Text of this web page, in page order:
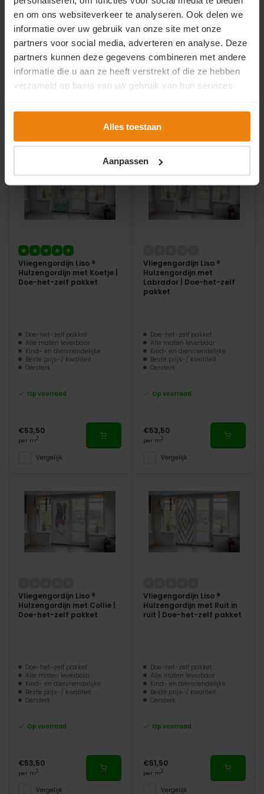
en om ons websiteverkeer te analyseren. Ook delen we
informatie over uw gebruik van onze site met onze
partners voor social media, adverteren en analyse. Deze
partners kunnen deze gegevens combineren met andere
informatie die u aan ze heeft verstrekt of die ze hebben
verzameld op basis van uw gebruik van hun services.
Alles toestaan
Aanpassen
Kind- en diervriendelijke
Beste prijs-/ kwaliteit
Oersterk
Op voorraad
Voor deuren ± 100 × 230 cm
Dichte PVC slierten
Kind- en diervriendelijk
Zelf in te korten
Op voorraad
Vergelijk
Vliegengordijn Liso ®
Hulzengordijn met Koetje |
Doe-het-zelf pakket
Doe-het-zelf pakket
Alle maten leverbaar
Kind- en diervriendelijke
Beste prijs-/ kwaliteit
Oersterk
Op voorraad
€53,50
per m2
Vergelijk
Vliegengordijn Liso ®
Hulzengordijn met
Labrador | Doe-het-zelf
pakket
Doe-het-zelf pakket
Alle maten leverbaar
Kind- en diervriendelijke
Beste prijs-/ kwaliteit
Oersterk
Op voorraad
€53,50
per m2
Vergelijk
Vliegengordijn Liso ®
Hulzengordijn met Collie |
Doe-het-zelf pakket
Doe-het-zelf pakket
Alle maten leverbaar
Kind- en diervriendelijke
Beste prijs-/ kwaliteit
Oersterk
Op voorraad
€53,50
per m2
Vergelijk
Vliegengordijn Liso ®
Hulzengordijn met Ruit in
ruit | Doe-het-zelf pakket
Doe-het-zelf pakket
Alle maten leverbaar
Kind- en diervriendelijke
Beste prijs-/ kwaliteit
Oersterk
Op voorraad
€51,50
per m2
Vergelijk